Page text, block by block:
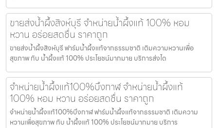
ขายส่งน้ำผึ้งสิงห์บุรี จำหน่ายน้ำผึ้งแท้ 100% หอม
หวาน อร่อยสดชื่น ราคาถูก
ขายส่งน้ำผึ้งสิงห์บุรี ฟาร์มน้ำผึ้งแท้จากธรรมชาติ เติมความหวานเพื่อ
สุขภาพ กับ น้ำผึ้งแท้ 100% ประโยชน์มากมาย บริการส่งได
จำหน่ายน้ำผึ้งแท้100%บึงกาฬ จำหน่ายน้ำผึ้งแท้
100% หอม หวาน อร่อยสดชื่น ราคาถูก
จำหน่ายน้ำผึ้งแท้100%บึงกาฬ ฟาร์มน้ำผึ้งแท้จากธรรมชาติ เติมความ
หวานเพื่อสุขภาพ กับ น้ำผึ้งแท้ 100% ประโยชน์มากมาย บริการ